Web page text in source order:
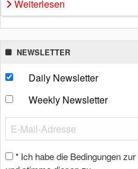
Weiterlesen
NEWSLETTER
Daily Newsletter
Weekly Newsletter
* Ich habe die Bedingungen